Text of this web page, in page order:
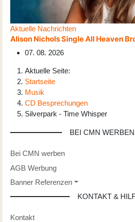
Aktuelle Nachrichten
Alison Nichols Single All Heaven
07. 08. 2026
Aktuelle Seite:
Startseite
Musik
CD Besprechungen
Silverpark - Time Whisper
BEI CMN WERBEN
Bei CMN werben
AGB Werbung
Banner Referenzen
KONTAKT &
Kontakt